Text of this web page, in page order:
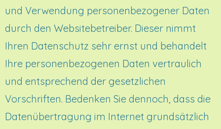
und Verwendung personenbezogener Daten
durch den Websitebetreiber. Dieser nimmt
Ihren Datenschutz sehr ernst und behandelt
Ihre personenbezogenen Daten vertraulich
und entsprechend der gesetzlichen
Vorschriften. Bedenken Sie dennoch, dass die
Datenübertragung im Internet grundsätzlich